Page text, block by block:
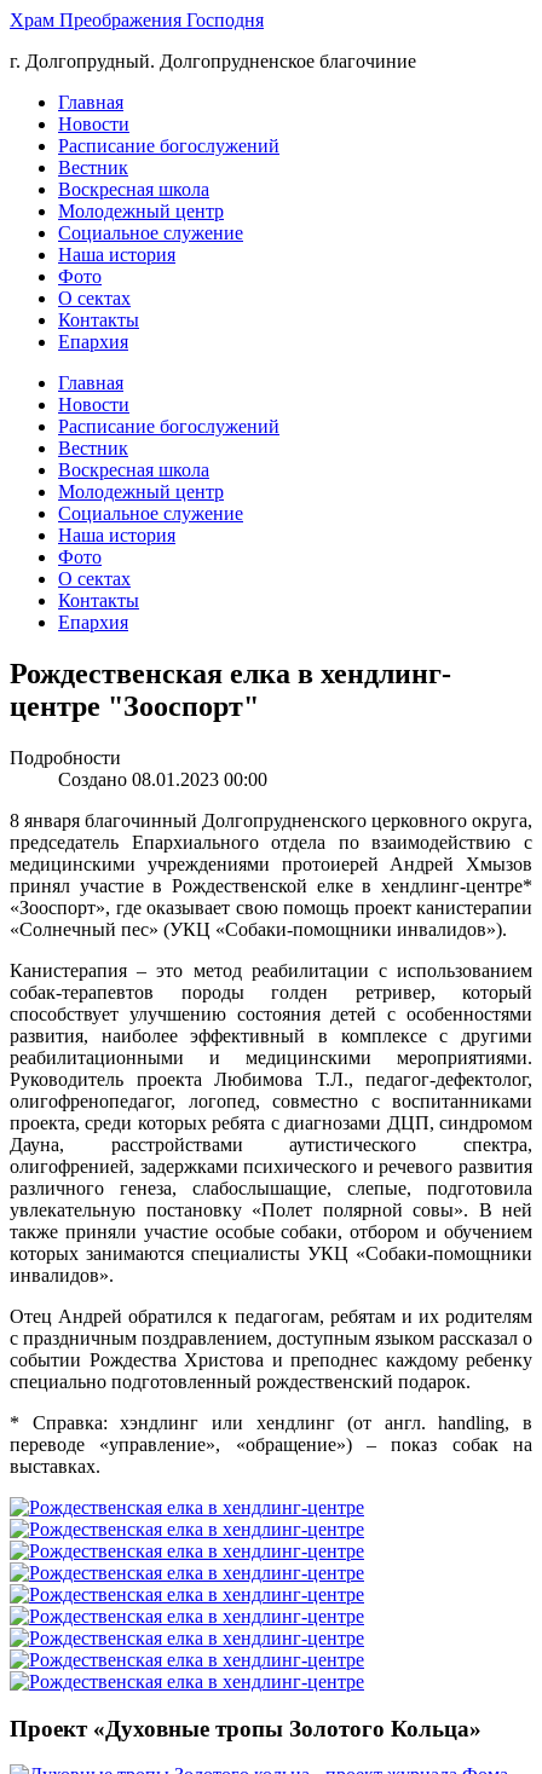
Храм Преображения Господня
г. Долгопрудный. Долгопрудненское благочиние
Главная
Новости
Расписание богослужений
Вестник
Воскресная школа
Молодежный центр
Социальное служение
Наша история
Фото
О сектах
Контакты
Епархия
Главная
Новости
Расписание богослужений
Вестник
Воскресная школа
Молодежный центр
Социальное служение
Наша история
Фото
О сектах
Контакты
Епархия
Рождественская елка в хендлинг-
центре "Зооспорт"
Подробности
Создано 08.01.2023 00:00
8 января благочинный Долгопрудненского церковного округа,
председатель Епархиального отдела по взаимодействию с
медицинскими учреждениями протоиерей Андрей Хмызов
принял участие в Рождественской елке в хендлинг-центре*
«Зооспорт», где оказывает свою помощь проект канистерапии
«Солнечный пес» (УКЦ «Собаки-помощники инвалидов»).
Канистерапия – это метод реабилитации с использованием
собак-терапевтов породы голден ретривер, который
способствует улучшению состояния детей с особенностями
развития, наиболее эффективный в комплексе с другими
реабилитационными и медицинскими мероприятиями.
Руководитель проекта Любимова Т.Л., педагог-дефектолог,
олигофренопедагог, логопед, совместно с воспитанниками
проекта, среди которых ребята с диагнозами ДЦП, синдромом
Дауна, расстройствами аутистического спектра,
олигофренией, задержками психического и речевого развития
различного генеза, слабослышащие, слепые, подготовила
увлекательную постановку «Полет полярной совы». В ней
также приняли участие особые собаки, отбором и обучением
которых занимаются специалисты УКЦ «Собаки-помощники
инвалидов».
Отец Андрей обратился к педагогам, ребятам и их родителям
с праздничным поздравлением, доступным языком рассказал о
событии Рождества Христова и преподнес каждому ребенку
специально подготовленный рождественский подарок.
* Справка: хэндлинг или хендлинг (от англ. handling, в
переводе «управление», «обращение») – показ собак на
выставках.
Проект «Духовные тропы Золотого Кольца»